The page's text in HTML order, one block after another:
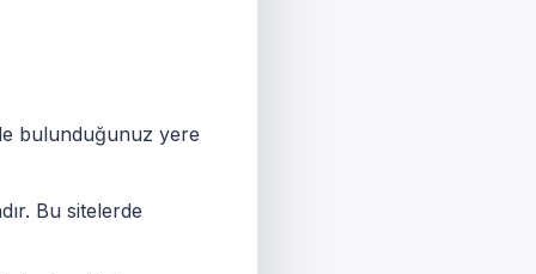
bulunduğunuz yere
Bu sitelerde